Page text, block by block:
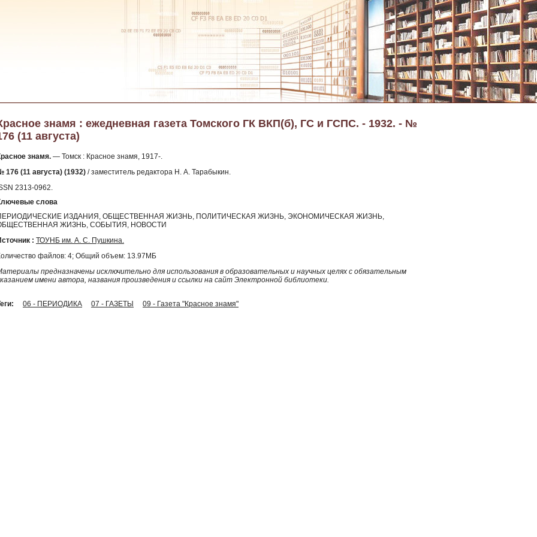
знамя : ежедневная газета Томского ГК ВКП(б), ГС и ГСПС. - 1932. - №
(11 августа)
знамя. — Томск : Красное знамя, 1917-.
176 (11 августа) (1932) / заместитель редактора Н. А. Тарабыкин.
2313-0962.
слова
ИЗДАНИЯ, ОБЩЕСТВЕННАЯ ЖИЗНЬ, ПОЛИТИЧЕСКАЯ ЖИЗНЬ, ЭКОНОМИЧЕСКАЯ ЖИЗНЬ,
ЖИЗНЬ, СОБЫТИЯ, НОВОСТИ
: ТОУНБ им. А. С. Пушкина.
файлов: 4; Общий объем: 13.97МБ
предназначены исключительно для использования в образовательных и научных целях с обязательным
имени автора, названия произведения и ссылки на сайт Электронной библиотеки.
06 - ПЕРИОДИКА 07 - ГАЗЕТЫ 09 - Газета "Красное знамя"